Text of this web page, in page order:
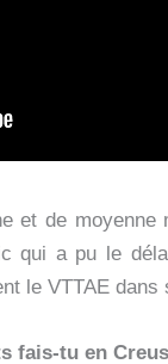
de
qui a pu le
le VTTAE dans
fais-tu en